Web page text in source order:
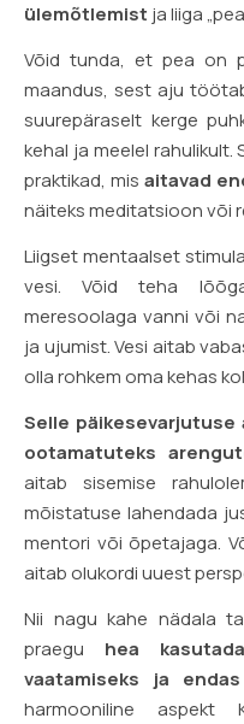
ülemõtlemist ja liiga
Võid tunda, et pea on
maandus, sest aju
suurepäraselt kerge
kehal ja meelel
praktikad, mis aitavad
näiteks meditatsioon või
Liigset mentaalset
vesi. Võid teha
meresoolaga vanni või
ja ujumist. Vesi aitab
olla rohkem oma kehas
Selle
ootamatuteks
aitab sisemise
mõistatuse lahendada
mentori või õpetajaga.
aitab olukordi uuest
Nii nagu kahe nädala
praegu hea
vaatamiseks ja
harmooniline aspekt